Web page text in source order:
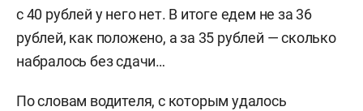
с 40 рублей у него нет. В итоге едем не за 36
рублей, как положено, а за 35 рублей — сколько
набралось без сдачи…
По словам водителя, с которым удалось